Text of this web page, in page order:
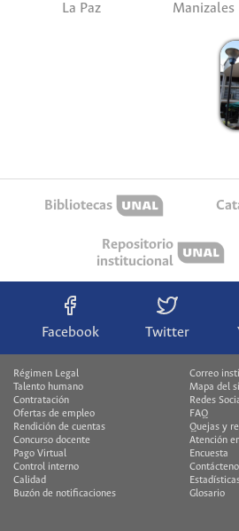
La Paz Manizales
Bibliotecas
Repositorio
institucional
Facebook Twitter
Régimen Legal
Talento humano
Contratación
Ofertas de empleo
Rendición de cuentas
Concurso docente
Pago Virtual
Control interno
Calidad
Buzón de notificaciones
Correo
Mapa del
Redes
FAQ
Quejas y
Atención
Encuesta
Glosario